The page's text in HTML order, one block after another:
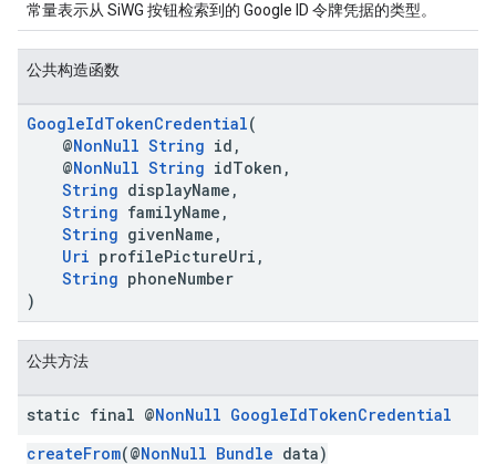
常量表示从 SiWG 按钮检索到的 Google ID 令牌凭据的类型。
公共构造函数
GoogleIdTokenCredential(
@NonNull String id,
@NonNull String idToken,
String displayName,
String familyName,
String givenName,
Uri profilePictureUri,
String phoneNumber
)
公共方法
static final @NonNull GoogleIdTokenCredential
createFrom(@NonNull Bundle data)